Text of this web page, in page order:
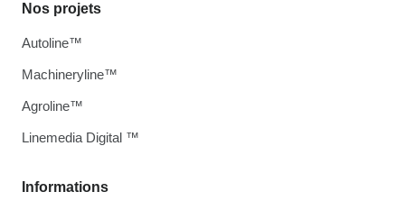
Informations
Nos projets
Autoline™
Machineryline™
Agroline™
Linemedia Digital ™